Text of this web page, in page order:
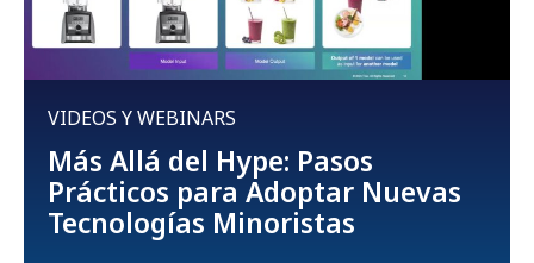
VIDEOS Y WEBINARS
Más Allá del Hype: Pasos
Prácticos para Adoptar Nuevas
Tecnologías Minoristas